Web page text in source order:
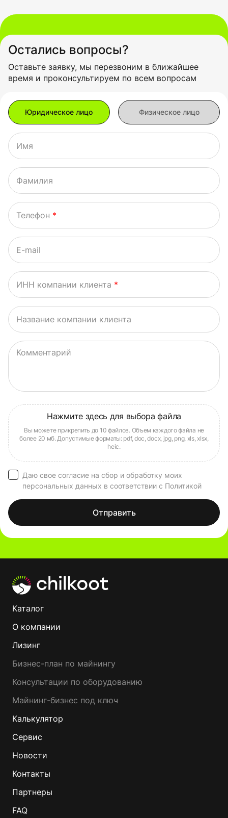
Остались вопросы?
Оставьте заявку, мы перезвоним в ближайшее
время и проконсультируем по всем вопросам
Имя
Фамилия
Телефон *
E-mail
ИНН компании клиента *
Название компании клиента
Комментарий
Даю свое согласие на сбор и обработку моих
персональных данных в соответствии с Политикой
Отправить
Каталог
О компании
Лизинг
Бизнес-план по майнингу
Консультации по оборудованию
Майнинг-бизнес под ключ
Калькулятор
Сервис
Новости
Контакты
Партнеры
FAQ